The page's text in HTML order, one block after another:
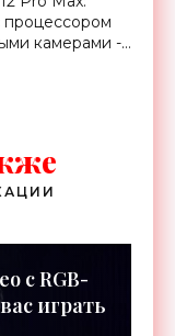
камерами -
с RGB-
играть